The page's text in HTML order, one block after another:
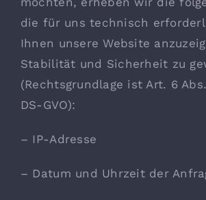
die für uns technisch
Ihnen unsere Website
Stabilität und Sicherheit zu
(Rechtsgrundlage ist Art. 6
DS-GVO):
– IP-Adresse
– Datum und Uhrzeit der